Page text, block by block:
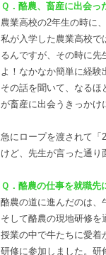
Ｑ．酪農、畜産に出会っ
農業高校の2年生の時に
私が入学した農業高校で
るんですが、その時に
よ！なかなか簡単に経験
その話を聞いて、なる
が畜産に出会うきっかけ
急にロープを渡されて「
けど、先生が言った通り
Ｑ．酪農の仕事を就職先
酪農の道に進んだのは、
そして酪農の現地研修を
授業の中で牛たちに愛着
研修に参加しました。研